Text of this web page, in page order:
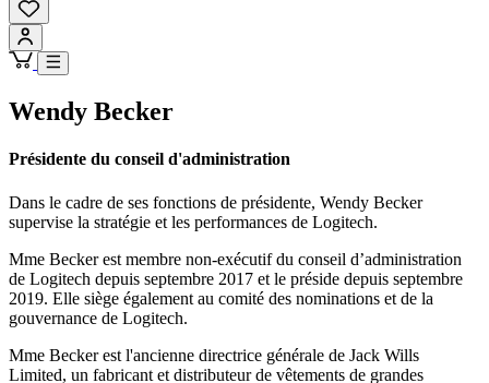
Wendy Becker
Présidente du conseil d'administration
Dans le cadre de ses fonctions de présidente, Wendy Becker
supervise la stratégie et les performances de Logitech.
Mme Becker est membre non-exécutif du conseil d’administration
de Logitech depuis septembre 2017 et le préside depuis septembre
2019. Elle siège également au comité des nominations et de la
gouvernance de Logitech.
Mme Becker est l'ancienne directrice générale de Jack Wills
Limited, un fabricant et distributeur de vêtements de grandes